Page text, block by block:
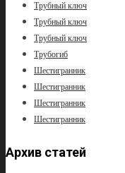
Трубный ключ
Трубный ключ
Трубный ключ
Трубогиб
Шестигранник
Шестигранник
Шестигранник
Шестигранник
Архив статей